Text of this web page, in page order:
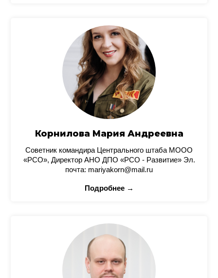
Корнилова Мария Андреевна
Советник командира Центрального штаба МООО
«РСО», Директор АНО ДПО «РСО - Развитие» Эл.
почта: mariyakorn@mail.ru
Подробнее →